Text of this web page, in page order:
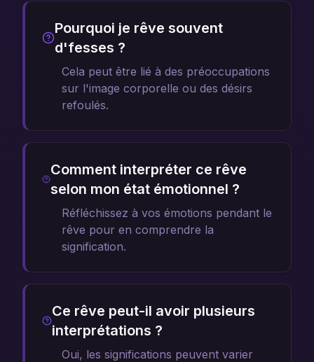
Pourquoi je rêve souvent
d'fesses ?
Cela peut être lié à des préoccupations
sur l'image corporelle ou des désirs
refoulés.
Comment interpréter ce rêve
selon mon état émotionnel ?
Réfléchissez à vos émotions pendant le
rêve pour en comprendre la
signification.
Ce rêve peut-il avoir plusieurs
interprétations ?
Oui, les significations peuvent varier